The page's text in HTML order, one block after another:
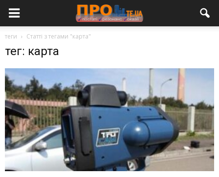
теги Статті з тегами "карта"
тег: карта